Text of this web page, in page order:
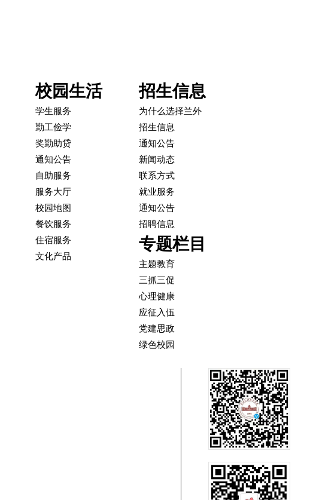
校园生活
学生服务
勤工俭学
奖勤助贷
通知公告
自助服务
服务大厅
校园地图
餐饮服务
住宿服务
文化产品
招生信息
为什么选择兰外
招生信息
通知公告
新闻动态
联系方式
就业服务
通知公告
招聘信息
专题栏目
主题教育
三抓三促
心理健康
应征入伍
党建思政
绿色校园